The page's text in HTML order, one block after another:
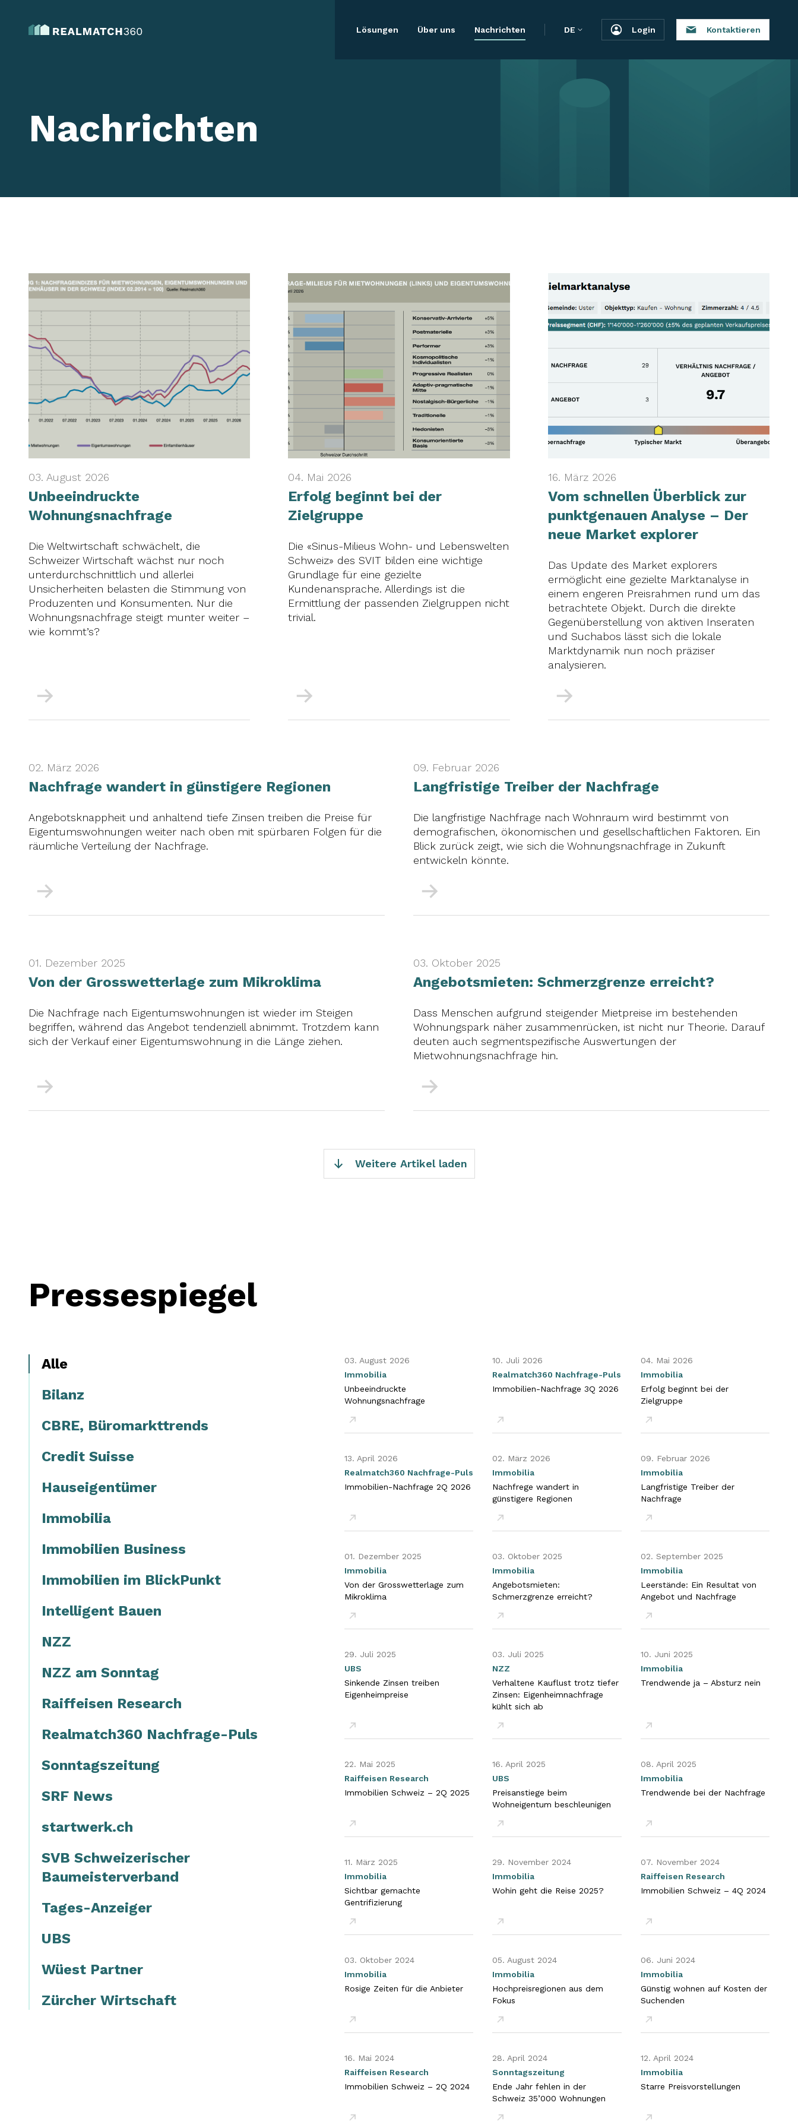
Lösungen Über uns Nachrichten DE Login Kontaktieren
Nachrichten
03. August 2026
Unbeeindruckte
Wohnungsnachfrage
Die Weltwirtschaft schwächelt, die
Schweizer Wirtschaft wächst nur noch
unterdurchschnittlich und allerlei
Unsicherheiten belasten die Stimmung von
Produzenten und Konsumenten. Nur die
Wohnungsnachfrage steigt munter weiter –
wie kommt’s?
Mehr
04. Mai 2026
Erfolg beginnt bei der
Zielgruppe
Die «Sinus-Milieus Wohn- und Lebenswelten
Schweiz» des SVIT bilden eine wichtige
Grundlage für eine gezielte
Kundenansprache. Allerdings ist die
Ermittlung der passenden Zielgruppen nicht
trivial.
Mehr
16. März 2026
Vom schnellen Überblick zur
punktgenauen Analyse – Der
neue Market explorer
Das Update des Market explorers
ermöglicht eine gezielte Marktanalyse in
einem engeren Preisrahmen rund um das
betrachtete Objekt. Durch die direkte
Gegenüberstellung von aktiven Inseraten
und Suchabos lässt sich die lokale
Marktdynamik nun noch präziser
analysieren.
Mehr
02. März 2026
Nachfrage wandert in günstigere Regionen
Angebotsknappheit und anhaltend tiefe Zinsen treiben die Preise für
Eigentumswohnungen weiter nach oben mit spürbaren Folgen für die
räumliche Verteilung der Nachfrage.
Mehr
09. Februar 2026
Langfristige Treiber der Nachfrage
Die langfristige Nachfrage nach Wohnraum wird bestimmt von
demografischen, ökonomischen und gesellschaftlichen Faktoren. Ein
Blick zurück zeigt, wie sich die Wohnungsnachfrage in Zukunft
entwickeln könnte.
Mehr
01. Dezember 2025
Von der Grosswetterlage zum Mikroklima
Die Nachfrage nach Eigentumswohnungen ist wieder im Steigen
begriffen, während das Angebot tendenziell abnimmt. Trotzdem kann
sich der Verkauf einer Eigentumswohnung in die Länge ziehen.
Mehr
03. Oktober 2025
Angebotsmieten: Schmerzgrenze erreicht?
Dass Menschen aufgrund steigender Mietpreise im bestehenden
Wohnungspark näher zusammenrücken, ist nicht nur Theorie. Darauf
deuten auch segmentspezifische Auswertungen der
Mietwohnungsnachfrage hin.
Mehr
Weitere Artikel laden
Pressespiegel
Alle
Bilanz
CBRE, Büromarkttrends
Credit Suisse
Hauseigentümer
Immobilia
Immobilien Business
Immobilien im BlickPunkt
Intelligent Bauen
NZZ
NZZ am Sonntag
Raiffeisen Research
Realmatch360 Nachfrage-Puls
Sonntagszeitung
SRF News
startwerk.ch
SVB Schweizerischer
Baumeisterverband
Tages-Anzeiger
UBS
Wüest Partner
Zürcher Wirtschaft
03. August 2026
Immobilia
Unbeeindruckte
Wohnungsnachfrage
PDF öffnen
10. Juli 2026
Realmatch360 Nachfrage-Puls
Immobilien-Nachfrage 3Q 2026
PDF öffnen
04. Mai 2026
Immobilia
Erfolg beginnt bei der
Zielgruppe
PDF öffnen
13. April 2026
Realmatch360 Nachfrage-Puls
Immobilien-Nachfrage 2Q 2026
PDF öffnen
02. März 2026
Immobilia
Nachfrege wandert in
günstigere Regionen
PDF öffnen
09. Februar 2026
Immobilia
Langfristige Treiber der
Nachfrage
PDF öffnen
01. Dezember 2025
Immobilia
Von der Grosswetterlage zum
Mikroklima
PDF öffnen
03. Oktober 2025
Immobilia
Angebotsmieten:
Schmerzgrenze erreicht?
PDF öffnen
02. September 2025
Immobilia
Leerstände: Ein Resultat von
Angebot und Nachfrage
PDF öffnen
29. Juli 2025
UBS
Sinkende Zinsen treiben
Eigenheimpreise
PDF öffnen
03. Juli 2025
NZZ
Verhaltene Kauflust trotz tiefer
Zinsen: Eigenheimnachfrage
kühlt sich ab
PDF öffnen
10. Juni 2025
Immobilia
Trendwende ja – Absturz nein
PDF öffnen
22. Mai 2025
Raiffeisen Research
Immobilien Schweiz – 2Q 2025
PDF öffnen
16. April 2025
UBS
Preisanstiege beim
Wohneigentum beschleunigen
PDF öffnen
08. April 2025
Immobilia
Trendwende bei der Nachfrage
PDF öffnen
11. März 2025
Immobilia
Sichtbar gemachte
Gentrifizierung
PDF öffnen
29. November 2024
Immobilia
Wohin geht die Reise 2025?
PDF öffnen
07. November 2024
Raiffeisen Research
Immobilien Schweiz – 4Q 2024
PDF öffnen
03. Oktober 2024
Immobilia
Rosige Zeiten für die Anbieter
PDF öffnen
05. August 2024
Immobilia
Hochpreisregionen aus dem
Fokus
PDF öffnen
06. Juni 2024
Immobilia
Günstig wohnen auf Kosten der
Suchenden
PDF öffnen
16. Mai 2024
Raiffeisen Research
Immobilien Schweiz – 2Q 2024
PDF öffnen
28. April 2024
Sonntagszeitung
Ende Jahr fehlen in der
Schweiz 35’000 Wohnungen
PDF öffnen
12. April 2024
Immobilia
Starre Preisvorstellungen
PDF öffnen